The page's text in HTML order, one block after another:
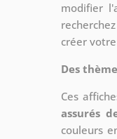
modifier
créer
Des
Ces
assurés
couleurs